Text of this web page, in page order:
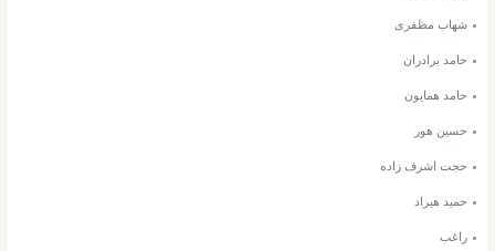
شهاب مظفری
حامد برادران
حامد همایون
حسین هور
حجت اشرف زاده
حمید هیراد
راغب